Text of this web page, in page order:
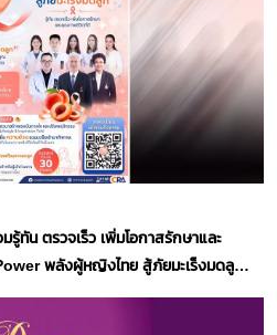
ทัน ตรวจเร็ว เพิ่มโอกาสรักษาและ
พลังผู้หญิงไทย สู้ภัยมะเร็งมดลูก"